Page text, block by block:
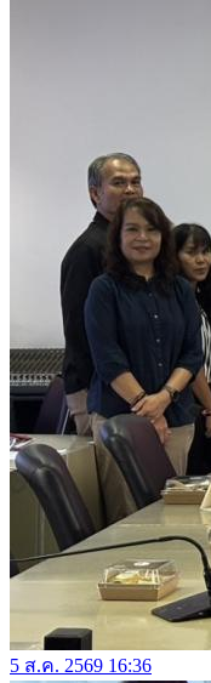
5 ส.ค. 2569 16:36